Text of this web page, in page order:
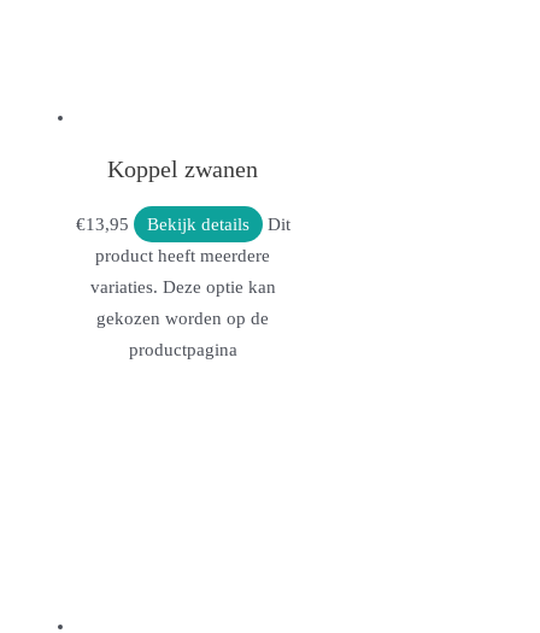
Koppel zwanen
€13,95 Bekijk details
Dit
product heeft meerdere
variaties. Deze optie kan
gekozen worden op de
productpagina